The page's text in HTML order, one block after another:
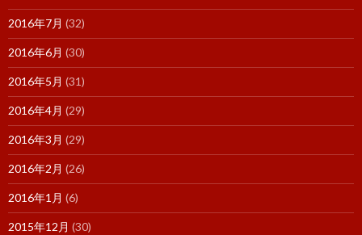
2016年7月 (32)
2016年6月 (30)
2016年5月 (31)
2016年4月 (29)
2016年3月 (29)
2016年2月 (26)
2016年1月 (6)
2015年12月 (30)